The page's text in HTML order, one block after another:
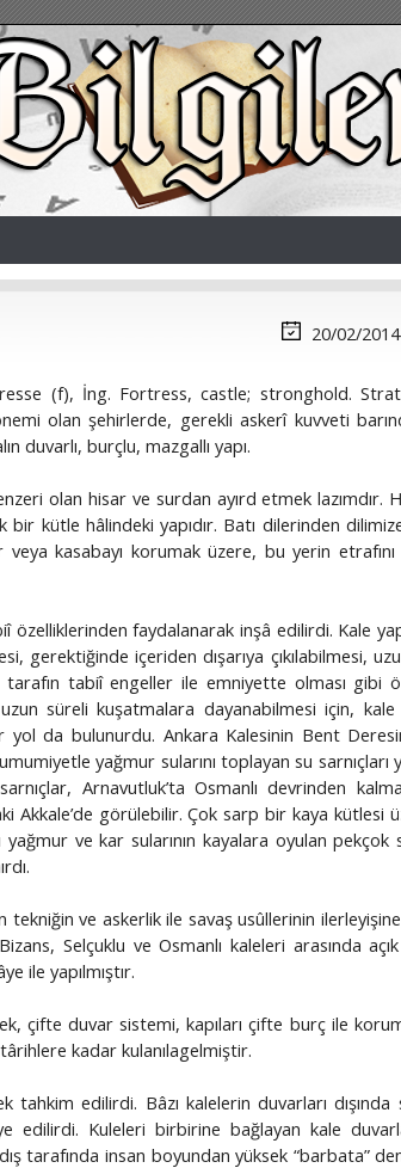
20/02/
(f), İng. Fortress, castle; stronghold.
olan şehirlerde, gerekli askerî kuvveti
duvarlı, burçlu, mazgallı yapı.
olan hisar ve surdan ayırd etmek lazımdır.
kütle hâlindeki yapıdır. Batı dilerinden
veya kasabayı korumak üzere, bu yerin etrafını
faydalanarak inşâ edilirdi. Kale
gerektiğinde içeriden dışarıya çıkılabilmesi,
tabiî engeller ile emniyette olması gibi
süreli kuşatmalara dayanabilmesi için, kale
da bulunurdu. Ankara Kalesinin Bent
yağmur sularını toplayan su sarnıçları
Arnavutluk’ta Osmanlı devrinden
Akkale’de görülebilir. Çok sarp bir kaya kütlesi
ve kar sularının kayalara oyulan pekçok
ve askerlik ile savaş usûllerinin
Selçuklu ve Osmanlı kaleleri arasında
ile yapılmıştır.
çifte duvar sistemi, kapıları çifte burç ile
kadar kulanılagelmiştir.
edilirdi. Bâzı kalelerin duvarları dışında
edilirdi. Kuleleri birbirine bağlayan kale
tarafında insan boyundan yüksek “barbata”